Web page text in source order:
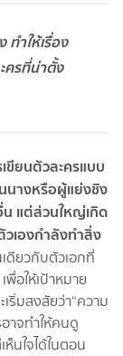
ทำให้เรื่อง
ครที่น่าตั้ง
ขียนตัวละครแบบ
นางหรือผู้แย่งชิง
น แต่ส่วนใหญ่เกิด
เองกำลังทำสิ่ง
เดียวกับตัวเอกที่
อให้เป้าหมาย
ริ่มสงสัยว่า“ความ
าจทำให้คนดู
นใจได้ในตอน